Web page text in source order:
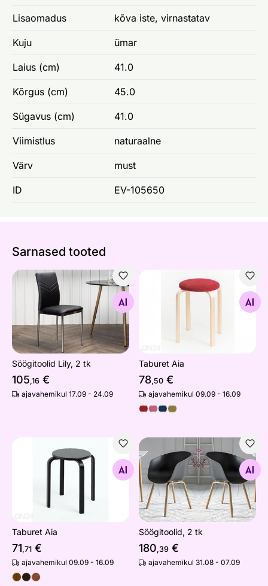
Lisaomadus kõva iste, virnastatav
Kuju ümar
Laius (cm) 41.0
Kõrgus (cm) 45.0
Sügavus (cm) 41.0
Viimistlus naturaalne
Värv must
ID EV-105650
Sarnased tooted
Söögitoolid Lily, 2 tk
Otsi sarnaseid
Söögitoolid Lily, 2 tk
105,16 €
ajavahemikul 17.09 - 24.09
Taburet Aia
Taburet Aia
78,50 €
ajavahemikul 09.09 - 16.09
Taburet Aia
Otsi sarnaseid
Taburet Aia
71,71 €
ajavahemikul 09.09 - 16.09
Söögitoolid, 2 tk
Otsi sarnaseid
Söögitoolid, 2 tk
180,39 €
ajavahemikul 31.08 - 07.09